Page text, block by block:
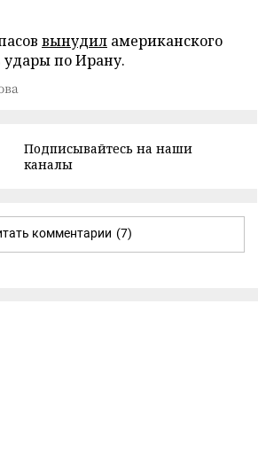
вынудил американского
по Ирану.
Подписывайтесь на наши
каналы
комментарии (7)